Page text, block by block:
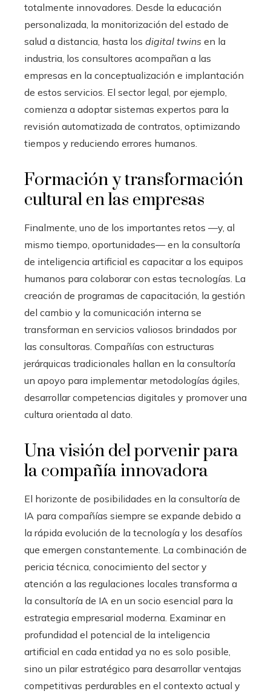
totalmente innovadores. Desde la educación
personalizada, la monitorización del estado de
salud a distancia, hasta los digital twins en la
industria, los consultores acompañan a las
empresas en la conceptualización e implantación
de estos servicios. El sector legal, por ejemplo,
comienza a adoptar sistemas expertos para la
revisión automatizada de contratos, optimizando
tiempos y reduciendo errores humanos.
Formación y transformación
cultural en las empresas
Finalmente, uno de los importantes retos —y, al
mismo tiempo, oportunidades— en la consultoría
de inteligencia artificial es capacitar a los equipos
humanos para colaborar con estas tecnologías. La
creación de programas de capacitación, la gestión
del cambio y la comunicación interna se
transforman en servicios valiosos brindados por
las consultoras. Compañías con estructuras
jerárquicas tradicionales hallan en la consultoría
un apoyo para implementar metodologías ágiles,
desarrollar competencias digitales y promover una
cultura orientada al dato.
Una visión del porvenir para
la compañía innovadora
El horizonte de posibilidades en la consultoría de
IA para compañías siempre se expande debido a
la rápida evolución de la tecnología y los desafíos
que emergen constantemente. La combinación de
pericia técnica, conocimiento del sector y
atención a las regulaciones locales transforma a
la consultoría de IA en un socio esencial para la
estrategia empresarial moderna. Examinar en
profundidad el potencial de la inteligencia
artificial en cada entidad ya no es solo posible,
sino un pilar estratégico para desarrollar ventajas
competitivas perdurables en el contexto actual y